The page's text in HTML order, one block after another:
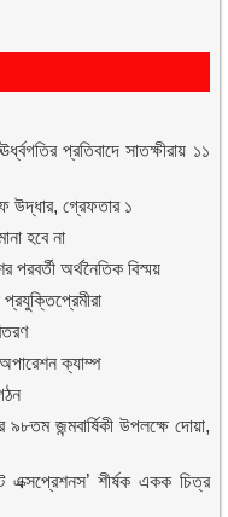
প্রতিবাদে সাতক্ষীরায় ১১
উদ্ধার, গ্রেফতার ১
হবে না
পরবর্তী অর্থনৈতিক বিস্ময়
অপারেশন ক্যাম্প
জন্মবার্ষিকী উপলক্ষে দোয়া,
এক্সপ্রেশনস’ শীর্ষক একক চিত্র